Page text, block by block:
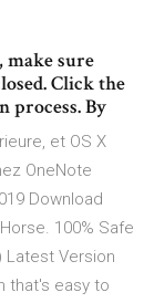
make sure
Click the
process. By
et OS X
OneNote
Download
100% Safe
Latest Version
that's easy to